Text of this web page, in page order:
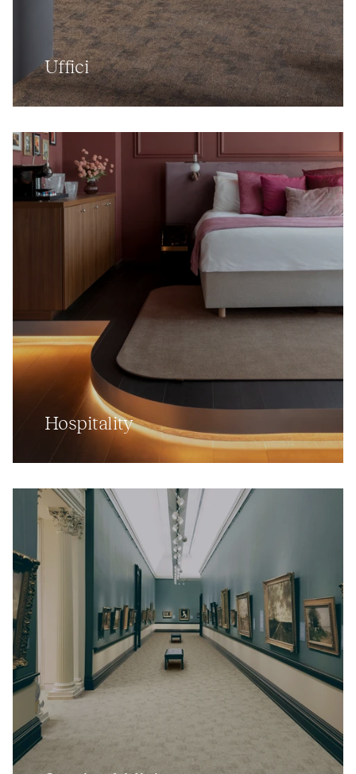
Uffici
Hospitality